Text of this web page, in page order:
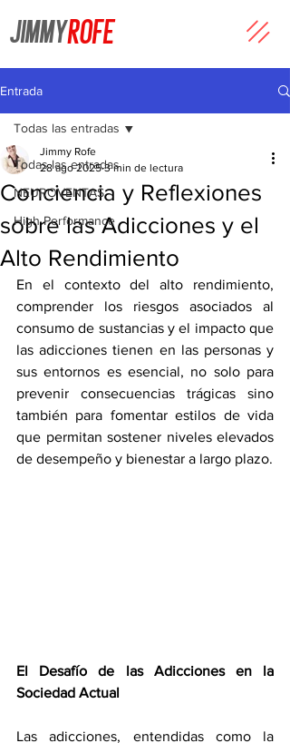
JIMMYROFE
Entrada
Todas las entradas
NEUROVENTAS
High Performance
Todas las entradas
Conciencia y Reflexiones
sobre las Adicciones y el
Alto Rendimiento
Jimmy Rofe
28 ago 2025 3 min de lectura
En el contexto del alto rendimiento,
comprender los riesgos asociados al
consumo de sustancias y el impacto que
las adicciones tienen en las personas y
sus entornos es esencial, no solo para
prevenir consecuencias trágicas sino
también para fomentar estilos de vida
que permitan sostener niveles elevados
de desempeño y bienestar a largo plazo.
El Desafío de las Adicciones en la
Sociedad Actual
Las adicciones, entendidas como la